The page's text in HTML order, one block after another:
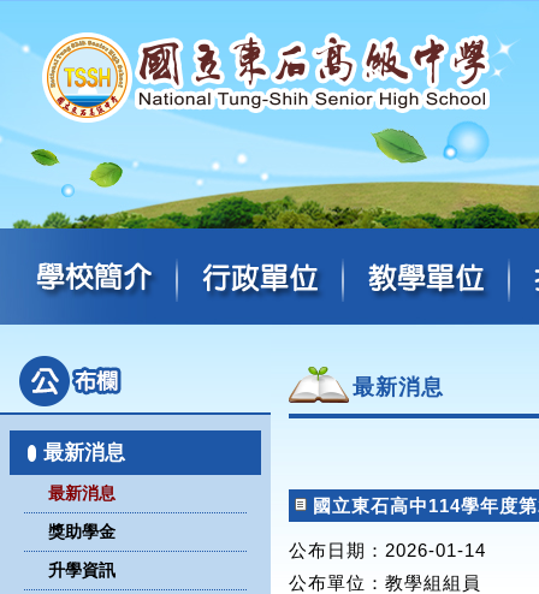
最新消息
最新消息
獎助學金
升學資訊
最新消息
國立東石高中114學年度
公布日期：2026-01-14
公布單位 ：教學組組員